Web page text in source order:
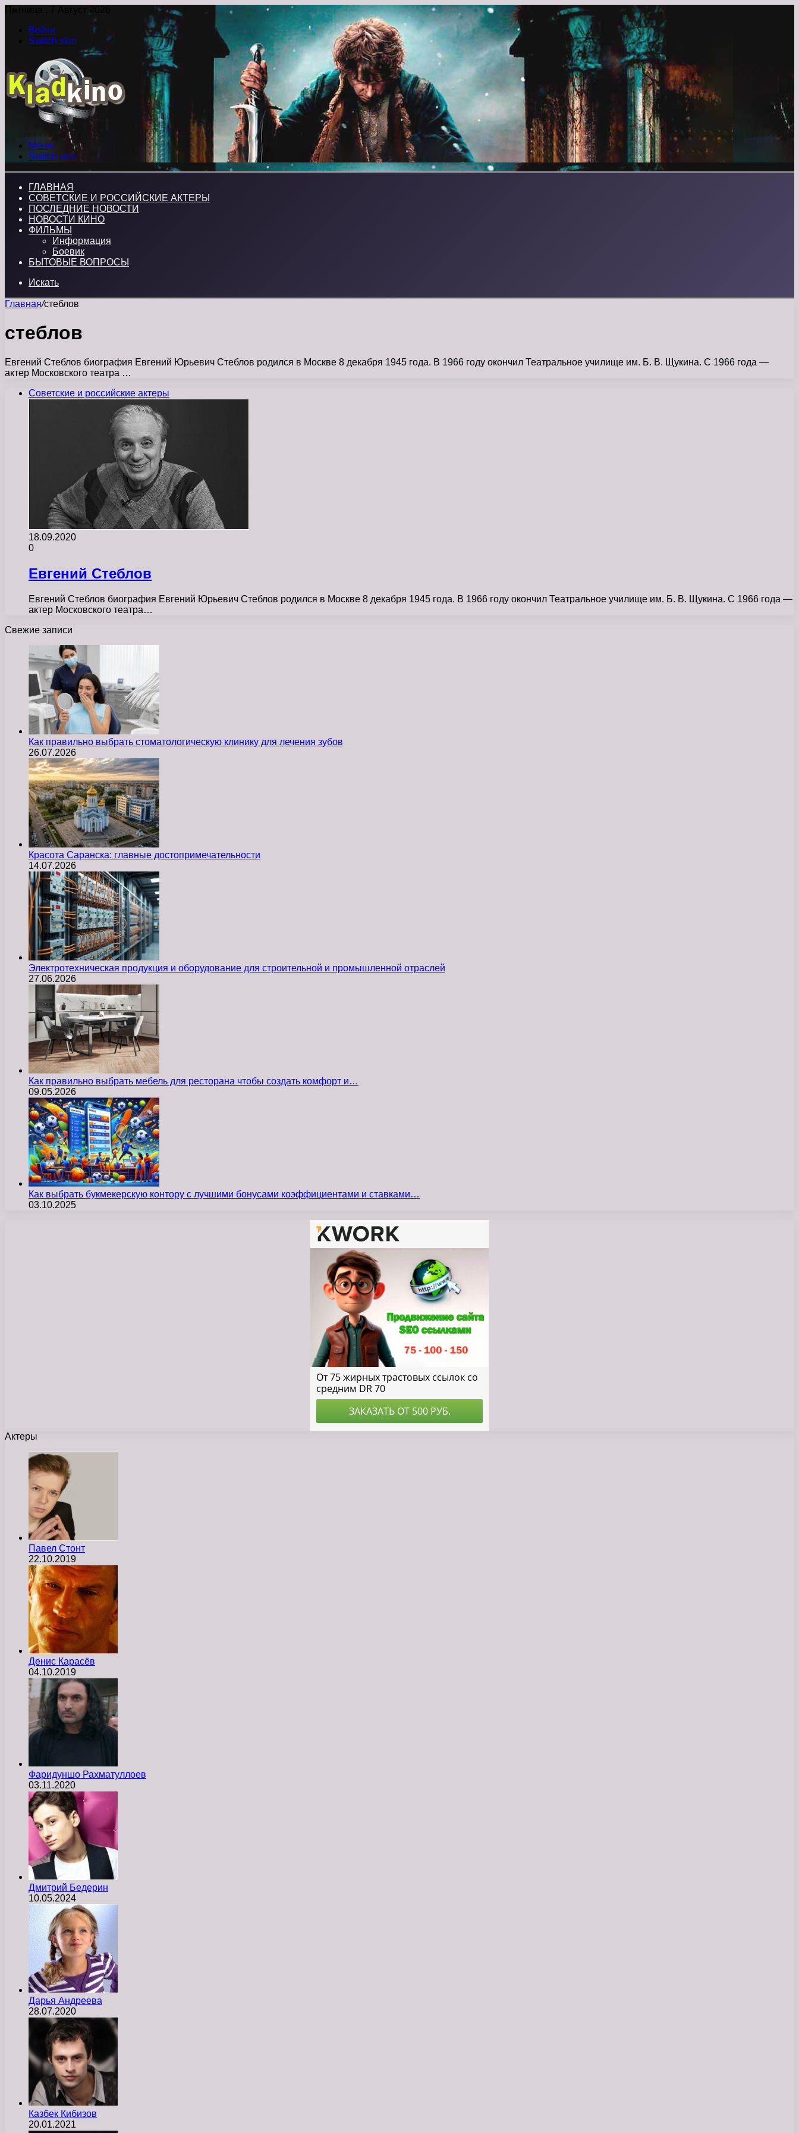
Пятница , 7 Август 2026
Войти
Switch skin
Меню
Switch skin
ГЛАВНАЯ
СОВЕТСКИЕ И РОССИЙСКИЕ АКТЕРЫ
ПОСЛЕДНИЕ НОВОСТИ
НОВОСТИ КИНО
ФИЛЬМЫ
Информация
Боевик
БЫТОВЫЕ ВОПРОСЫ
Искать
Главная/стеблов
стеблов
Евгений Стеблов биография Евгений Юрьевич Стеблов родился в Москве 8 декабря 1945 года. В 1966 году окончил Театральное училище им. Б. В. Щукина. С 1966 года —
актер Московского театра …
Советские и российские актеры
18.09.2020
0
Евгений Стеблов
Евгений Стеблов биография Евгений Юрьевич Стеблов родился в Москве 8 декабря 1945 года. В 1966 году окончил Театральное училище им. Б. В. Щукина. С 1966 года —
актер Московского театра…
Свежие записи
Как правильно выбрать стоматологическую клинику для лечения зубов
26.07.2026
Красота Саранска: главные достопримечательности
14.07.2026
Электротехническая продукция и оборудование для строительной и промышленной отраслей
27.06.2026
Как правильно выбрать мебель для ресторана чтобы создать комфорт и…
09.05.2026
Как выбрать букмекерскую контору с лучшими бонусами коэффициентами и ставками…
03.10.2025
Актеры
Павел Стонт
22.10.2019
Денис Карасёв
04.10.2019
Фаридуншо Рахматуллоев
03.11.2020
Дмитрий Бедерин
10.05.2024
Дарья Андреева
28.07.2020
Казбек Кибизов
20.01.2021